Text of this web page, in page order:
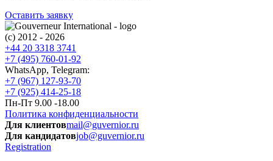
Оставить заявку
(c) 2012 - 2026
+44 20 3318 3741
+7 (495) 760-01-92
WhatsApp, Telegram:
+7 (967) 127-93-70
+7 (925) 414-25-18
Пн-Пт 9.00 -18.00
Политика конфиденциальности
Для клиентовmail@guvernior.ru
Для кандидатовjob@guvernior.ru
Registration